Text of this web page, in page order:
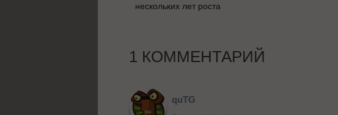
нескольких лет роста
1 КОММЕНТАРИЙ
quTG